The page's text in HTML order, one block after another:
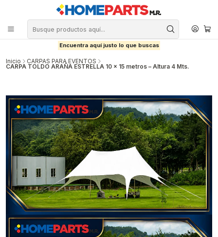
Encuentra aquí justo lo que buscas
Inicio CARPAS PARA EVENTOS
CARPA TOLDO ARAÑA ESTRELLA 10 x 15 metros – Altura 4 Mts.